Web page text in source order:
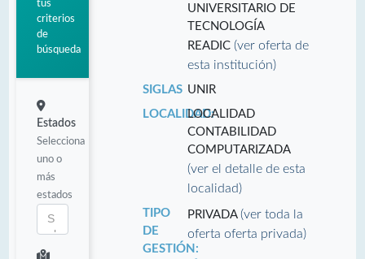
tus
criterios
de
búsqueda
Estados
Selecciona
uno o
más
estados
UNIVERSITARIO DE
TECNOLOGÍA
READIC(ver oferta de
esta institución)
SIGLAS UNIR
LOCALIDAD:LOCALIDAD
CONTABILIDAD
COMPUTARIZADA
(ver el detalle de esta
localidad)
TIPO
DE
GESTIÓN:
PRIVADA(ver toda la
oferta oferta privada)